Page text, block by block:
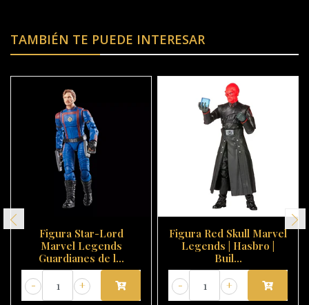
TAMBIÉN TE PUEDE INTERESAR
Figura Star-Lord
Marvel Legends
Guardianes de l...
+
-
Figura Red Skull Marvel
Legends | Hasbro |
Buil...
+
-